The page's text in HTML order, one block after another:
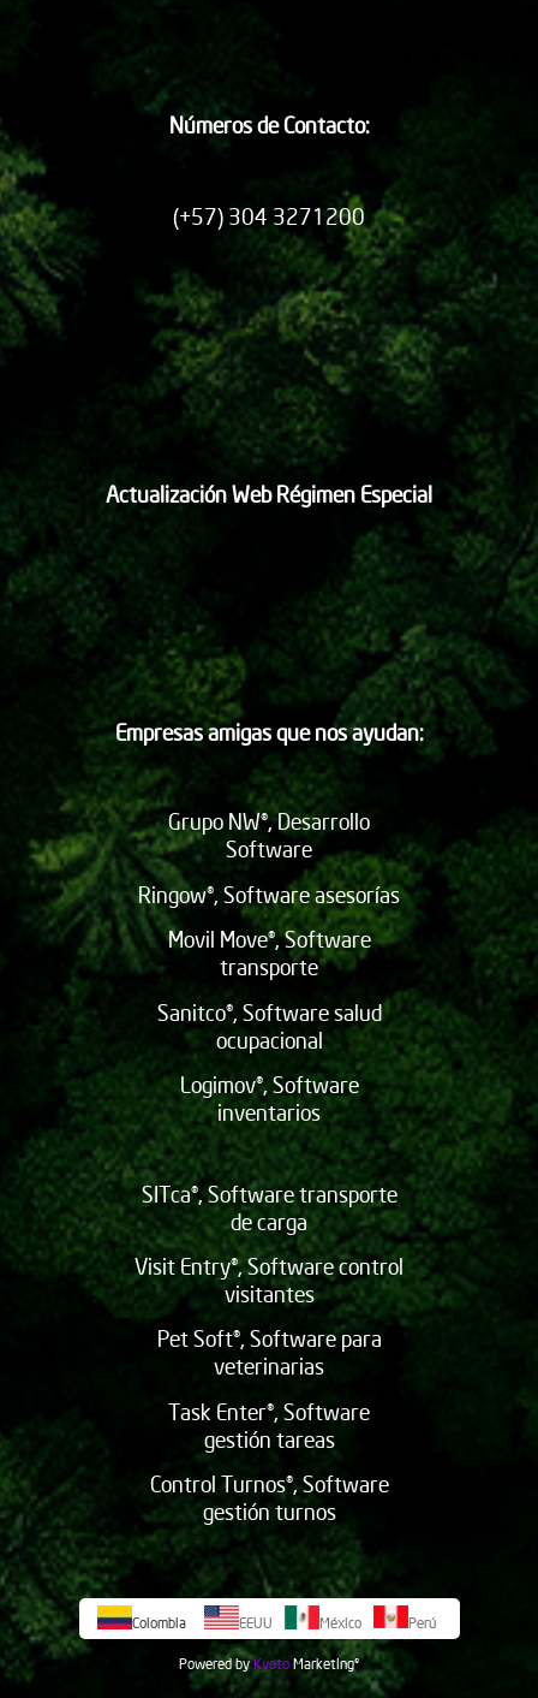
Números de Contacto:
(+57) 304 3271200
Actualización Web Régimen Especial
Empresas amigas que nos ayudan:
Grupo NW®, Desarrollo
Software
Ringow®, Software asesorías
Movil Move®, Software
transporte
Sanitco®, Software salud
ocupacional
Logimov®, Software
inventarios
SITca®, Software transporte
de carga
Visit Entry®, Software control
visitantes
Pet Soft®, Software para
veterinarias
Task Enter®, Software
gestión tareas
Control Turnos®, Software
gestión turnos
Colombia EEUU México Perú
Powered by KyotoMarketing©